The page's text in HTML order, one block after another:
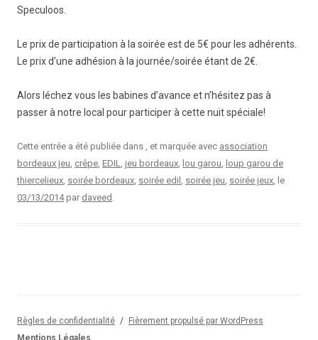
Speculoos.
Le prix de participation à la soirée est de 5€ pour les adhérents.
Le prix d’une adhésion à la journée/soirée étant de 2€.
Alors léchez vous les babines d’avance et n’hésitez pas à
passer à notre local pour participer à cette nuit spéciale!
Cette entrée a été publiée dans , et marquée avec association
bordeaux jeu, crêpe, EDIL, jeu bordeaux, lou garou, loup garou de
thiercelieux, soirée bordeaux, soirée edil , soirée jeu, soirée jeux, le
03/13/2014 par daveed .
Règles de confidentialité
Fièrement propulsé par WordPress